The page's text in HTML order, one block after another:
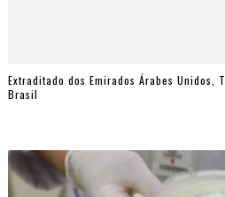
Extraditado dos Emirados Árabes Unidos,
Brasil